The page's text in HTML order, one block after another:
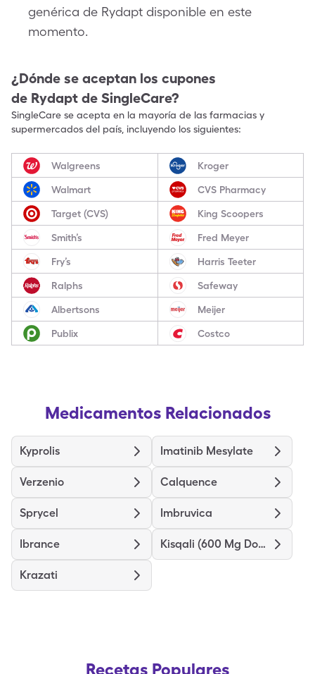
genérica de Rydapt disponible en este
momento.
¿Dónde se aceptan los cupones
de Rydapt de SingleCare?
SingleCare se acepta en la mayoría de las farmacias y
supermercados del país, incluyendo los siguientes:
Walgreens Kroger
Walmart CVS Pharmacy
Target (CVS) King Scoopers
Smith’s Fred Meyer
Fry’s Harris Teeter
Ralphs Safeway
Albertsons Meijer
Publix Costco
Medicamentos Relacionados
Kyprolis Imatinib Mesylate
Verzenio Calquence
Sprycel Imbruvica
Ibrance Kisqali (600 Mg Dose)
Krazati
Recetas Populares